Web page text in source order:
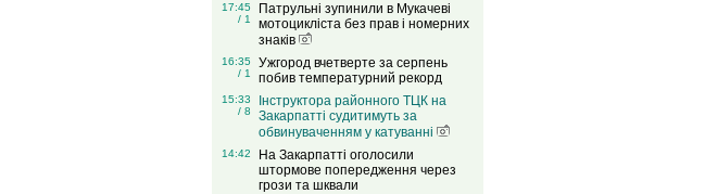
17:45
/ 1
Патрульні зупинили в Мукачеві
мотоцикліста без прав і номерних
знаків
16:35
/ 1
Ужгород вчетверте за серпень
побив температурний рекорд
15:33
/ 8
Інструктора районного ТЦК на
Закарпатті судитимуть за
обвинуваченням у катуванні
14:42
На Закарпатті оголосили
штормове попередження через
грози та шквали